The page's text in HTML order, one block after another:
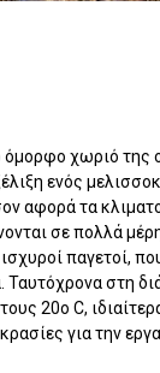
χωριό της
ενός
αφορά τα
σε πολλά
παγετοί,
στη
20ο C,
για την